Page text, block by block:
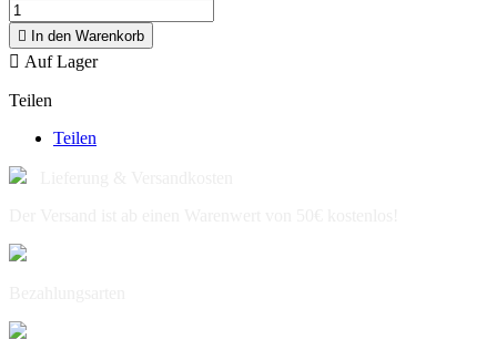
 In den Warenkorb
 Auf Lager
Teilen
Teilen